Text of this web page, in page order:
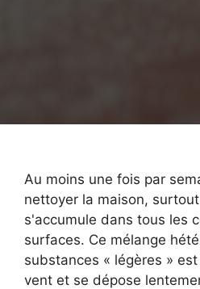
Au moins une fois par
nettoyer la maison,
s'accumule dans tous les
surfaces. Ce mélange
substances « légères »
vent et se dépose